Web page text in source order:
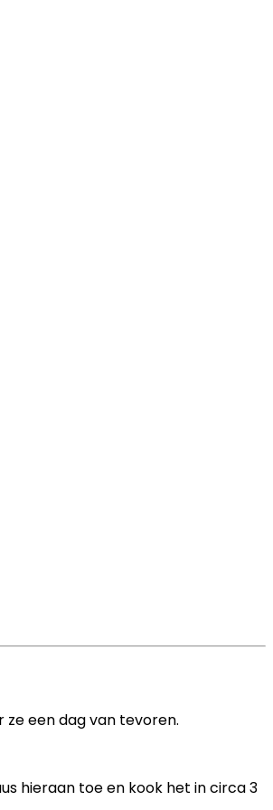
een dag van tevoren.
hieraan toe en kook het in circa 3